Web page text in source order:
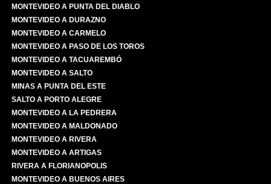
MONTEVIDEO A PUNTA DEL DIABLO
MONTEVIDEO A DURAZNO
MONTEVIDEO A CARMELO
MONTEVIDEO A PASO DE LOS TOROS
MONTEVIDEO A TACUAREMBÓ
MONTEVIDEO A SALTO
MINAS A PUNTA DEL ESTE
SALTO A PORTO ALEGRE
MONTEVIDEO A LA PEDRERA
MONTEVIDEO A MALDONADO
MONTEVIDEO A RIVERA
MONTEVIDEO A ARTIGAS
RIVERA A FLORIANOPOLIS
MONTEVIDEO A BUENOS AIRES